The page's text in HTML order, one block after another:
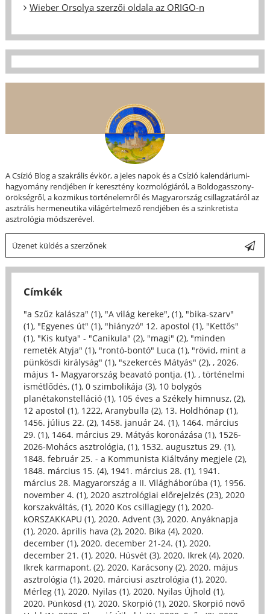
Wieber Orsolya szerzői oldala az ORIGO-n
A Csízió Blog a szakrális évkör, a jeles napok és a Csízió kalendáriumi-
hagyomány rendjében ír keresztény kozmológiáról, a Boldogasszony-
örökségről, a kozmikus történelemről és Magyarország csillagzatáról az
asztrális hermeneutika világértelmező rendjében és a szinkretista
asztrológia módszerével.
Üzenet küldés a szerzőnek
Címkék
"a Szűz kalásza" (1), "A világ kereke", (1), "bika-szarv"
(1), "Egyenes út" (1), "hiányzó" 12. apostol (1), "Kettős"
(1), "Kis kutya" - "Canikula" (2), "magi" (2), "minden
remeték Atyja" (1), "rontó-bontó" Luca (1), "rövid, mint a
pünkösdi királyság" (1), "szekercés Mátyás" (2), , 2026.
május 1- Magyarország beavató pontja, (1), , történelmi
ismétlődés, (1), 0 szimbolikája (3), 10 bolygós
planétakonstelláció (1), 105 éves a Székely himnusz, (2),
12 apostol (1), 1222, Aranybulla (2), 13. Holdhónap (1),
1456. július 22. (2), 1458. január 24. (1), 1464. március
29. (1), 1464. március 29. Mátyás koronázása (1), 1526-
2026-Mohács asztrológia, (1), 1532. augusztus 29. (1),
1848. február 25. - a Kommunista Kiáltvány megjele (2),
1848. március 15. (4), 1941. március 28. (1), 1941.
március 28. Magyarország a II. Világháborúba (1), 1956.
november 4. (1), 2020 asztrológiai előrejelzés (23), 2020
korszakváltás, (1), 2020 Kos csillagjegy (1), 2020-
kORSZAKKAPU (1), 2020. Advent (3), 2020. Anyáknapja
(1), 2020. április hava (2), 2020. Bika (4), 2020.
december (1), 2020. december 21-24. (1), 2020.
december 21. (1), 2020. Húsvét (3), 2020. Ikrek (4), 2020.
Ikrek karmapont, (2), 2020. Karácsony (2), 2020. május
asztrológia (1), 2020. márciusi asztrológia (1), 2020.
Mérleg (1), 2020. Nyilas (1), 2020. Nyilas Újhold (1),
2020. Pünkösd (1), 2020. Skorpió (1), 2020. Skorpió növő